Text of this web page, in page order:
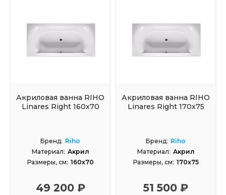
Акриловая ванна RIHO
Linares Right 160x70
Бренд: Riho
Материал: Акрил
Размеры, см: 160x70
49 200 ₽
Акриловая ванна RIHO
Linares Right 170x75
Бренд: Riho
Материал: Акрил
Размеры, см: 170x75
51 500 ₽